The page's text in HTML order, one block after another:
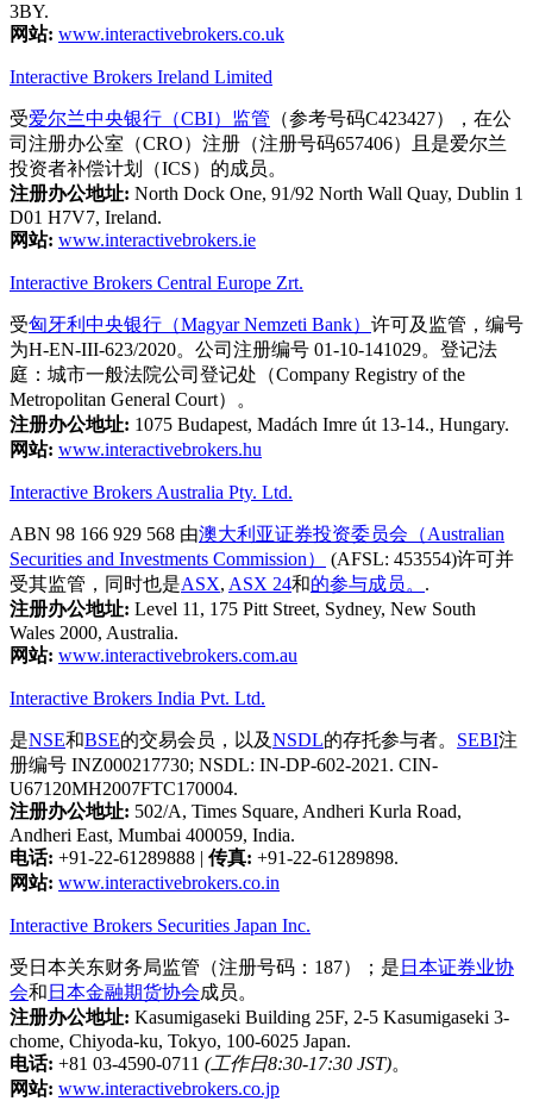
3BY.
网站: www.interactivebrokers.co.uk
Interactive Brokers Ireland Limited
受爱尔兰中央银行（CBI）监管 （参考号码C423427），在公
司注册办公室（CRO）注册（注册号码657406）且是爱尔兰
投资者补偿计划（ICS）的成员。
注册办公地址: North Dock One, 91/92 North Wall Quay, Dublin 1
D01 H7V7, Ireland.
网站: www.interactivebrokers.ie
Interactive Brokers Central Europe Zrt.
受匈牙利中央银行（Magyar Nemzeti Bank） 许可及监管，编号
为H-EN-III-623/2020。公司注册编号 01-10-141029。登记法
庭：城市一般法院公司登记处（Company Registry of the
Metropolitan General Court）。
注册办公地址: 1075 Budapest, Madách Imre út 13-14., Hungary.
网站: www.interactivebrokers.hu
Interactive Brokers Australia Pty. Ltd.
ABN 98 166 929 568 由澳大利亚证券投资委员会（Australian
Securities and Investments Commission）
(AFSL: 453554)许可并
受其监管，同时也是ASX, ASX 24和的参与成员。 .
注册办公地址: Level 11, 175 Pitt Street, Sydney, New South
Wales 2000, Australia.
网站: www.interactivebrokers.com.au
Interactive Brokers India Pvt. Ltd.
是NSE和BSE的交易会员，以及NSDL的存托参与者。 SEBI注
册编号 INZ000217730; NSDL: IN-DP-602-2021. CIN-
U67120MH2007FTC170004.
注册办公地址: 502/A, Times Square, Andheri Kurla Road,
Andheri East, Mumbai 400059, India.
电话: +91-22-61289888 | 传真: +91-22-61289898.
网站: www.interactivebrokers.co.in
Interactive Brokers Securities Japan Inc.
受日本关东财务局监管（注册号码：187）；是 日本证券业协
会和 日本金融期货协会成员。
注册办公地址: Kasumigaseki Building 25F, 2-5 Kasumigaseki 3-
chome, Chiyoda-ku, Tokyo, 100-6025 Japan.
电话: +81 03-4590-0711 (工作日8:30-17:30 JST)。
网站: www.interactivebrokers.co.jp